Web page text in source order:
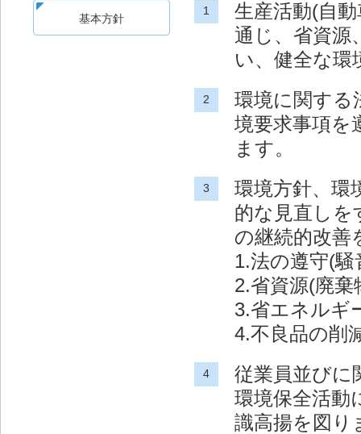
基本方針
1
生産活動(自
通じ、省資源
い、健全な環
2
環境に関する
境要求事項を
ます。
3
環境方針、環
的な見直しを
の継続的改善
1.法の遵守(騒
2.省資源(廃棄
3.省エネルギ
4.不良品の削
4
従業員並びに
環境保全活動
識高揚を図り